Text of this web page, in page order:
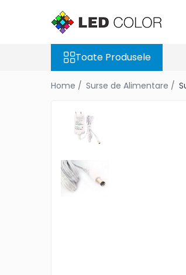
Toate Produsele
Banda Led SMD
Surse de Alimentare
Accesorii Led
Cablu Banda Led
Toate Produsele
Home / Surse de Alimentare /